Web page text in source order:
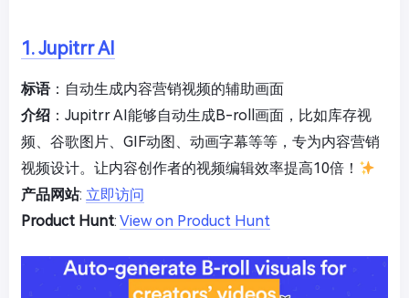
1. Jupitrr AI
标语：自动生成内容营销视频的辅助画面
介绍 ：Jupitrr AI能够自动生成B-roll画面，比如库存视
频、谷歌图片、GIF动图、动画字幕等等，专为内容营销
视频设计。让内容创作者的视频编辑效率提高10倍！
产品网站: 立即访问
Product Hunt: View on Product Hunt